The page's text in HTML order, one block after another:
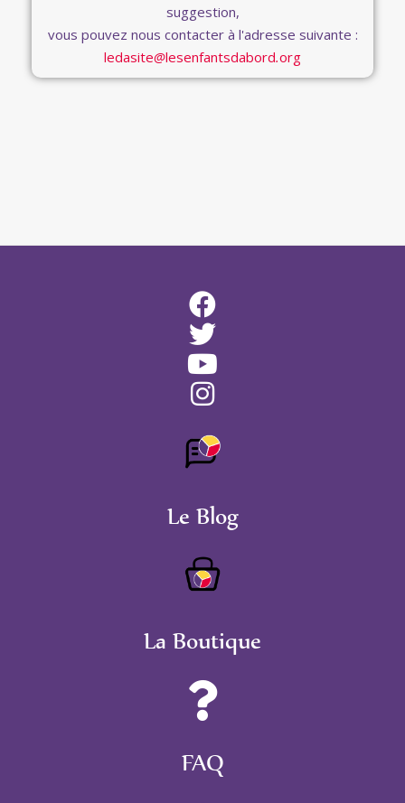
suggestion,
vous pouvez nous contacter à l'adresse suivante :
ledasite
lesenfantsdabord org
Le Blog
La Boutique
FAQ